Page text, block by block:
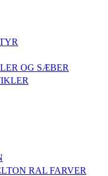
OG SÆBER
RAL FARVER